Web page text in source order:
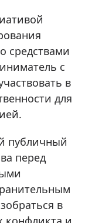
средствами
с
в
для
публичный
перед
в